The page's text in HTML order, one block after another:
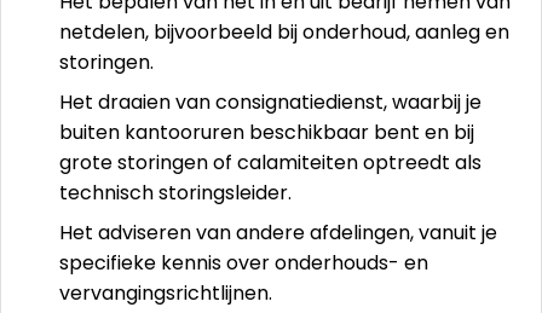
netdelen, bijvoorbeeld bij onderhoud, aanleg en
storingen.
Het draaien van consignatiedienst, waarbij je
buiten kantooruren beschikbaar bent en bij
grote storingen of calamiteiten optreedt als
technisch storingsleider.
Het adviseren van andere afdelingen, vanuit je
specifieke kennis over onderhouds- en
vervangingsrichtlijnen.